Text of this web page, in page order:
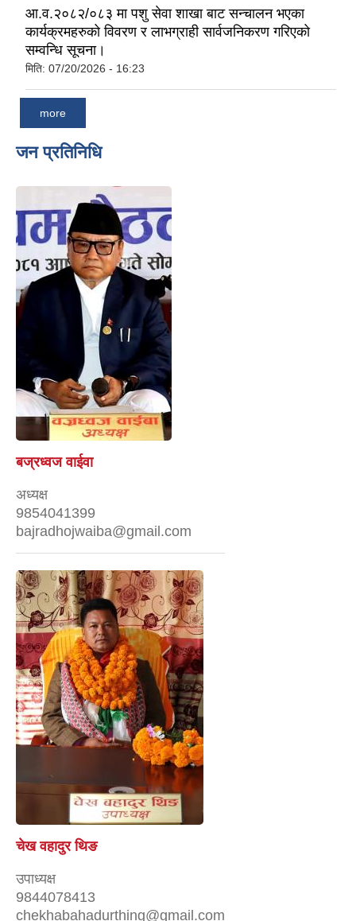
आ.व.२०८२/०८३ मा पशु सेवा शाखा बाट सन्चालन भएका
कार्यक्रमहरुको विवरण र लाभग्राही सार्वजनिकरण गरिएको
सम्वन्धि सूचना।
मिति: 07/20/2026 - 16:23
more
जन प्रतिनिधि
बज्रध्वज वाईवा
अध्यक्ष
9854041399
bajradhojwaiba@gmail.com
चेख वहादुर थिङ
उपाध्यक्ष
9844078413
chekhabahadurthing@gmail.com